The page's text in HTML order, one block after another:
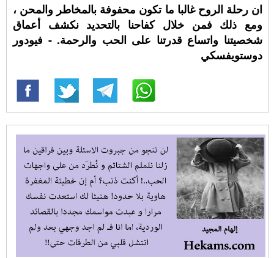
ان رحلة الروح غالبا ما تكون محفوفة بالمخاطر والمحن ،
ومع ذلك فمن خلال كفاحنا بالتحديد نكشف أعماق
شخصيتنا واتساع قدرتنا على الحب والرحمة. - فيودور
دوستويفسكي